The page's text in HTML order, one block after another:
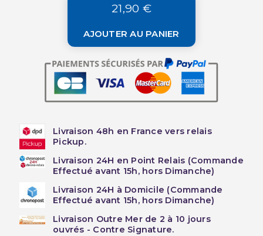
21,90 €
AJOUTER AU PANIER
Livraison 48h en France vers relais
Pickup.
Livraison 24H en Point Relais (Commande
Effectué avant 15h, hors Dimanche)
Livraison 24H à Domicile (Commande
Effectué avant 15h, hors Dimanche)
Livraison Outre Mer de 2 à 10 jours
ouvrés - Contre Signature.